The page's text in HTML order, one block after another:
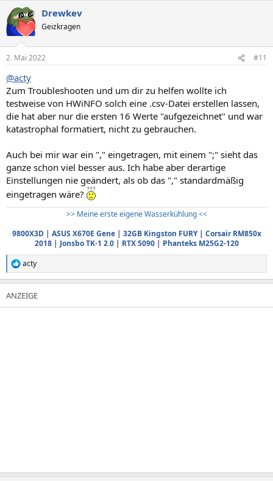
k
t
i
e
:
Drewkev
Geizkragen
2. Mai 2022 #11
@acty
Zum Troubleshooten und um dir zu helfen wollte ich
testweise von HWiNFO solch eine .csv-Datei erstellen lassen,
die hat aber nur die ersten 16 Werte "aufgezeichnet" und war
katastrophal formatiert, nicht zu gebrauchen.
Auch bei mir war ein "," eingetragen, mit einem ";" sieht das
ganze schon viel besser aus. Ich habe aber derartige
Einstellungen nie geändert, als ob das "," standardmäßig
eingetragen wäre?
>> Meine erste eigene Wasserkühlung <<
9800X3D| ASUS X670E Gene| 32GB Kingston FURY| Corsair RM850x
2018| Jonsbo TK-1 2.0| RTX 5090| Phanteks M25G2-120
R
e
a
k
t
acty